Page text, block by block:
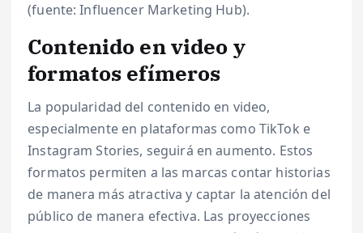
(fuente: Influencer Marketing Hub).
Contenido en video y
formatos efímeros
La popularidad del contenido en video,
especialmente en plataformas como TikTok e
Instagram Stories, seguirá en aumento. Estos
formatos permiten a las marcas contar historias
de manera más atractiva y captar la atención del
público de manera efectiva. Las proyecciones